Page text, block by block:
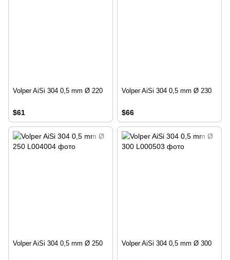
Volper AiSi 304 0,5 mm Ø 220
$61
Volper AiSi 304 0,5 mm Ø 230
$66
Volper AiSi 304 0,5 mm Ø 250 Volper AiSi 304 0,5 mm Ø 300